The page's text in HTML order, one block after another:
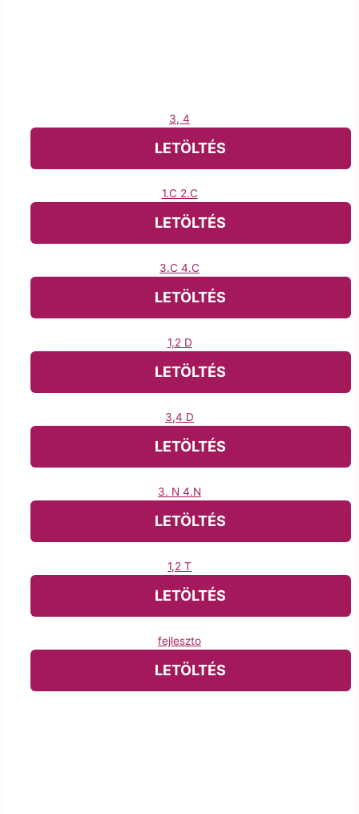
3, 4
LETÖLTÉS
1.C 2.C
LETÖLTÉS
3.C 4.C
LETÖLTÉS
1,2 D
LETÖLTÉS
3,4 D
LETÖLTÉS
3. N 4.N
LETÖLTÉS
1,2 T
LETÖLTÉS
fejleszto
LETÖLTÉS